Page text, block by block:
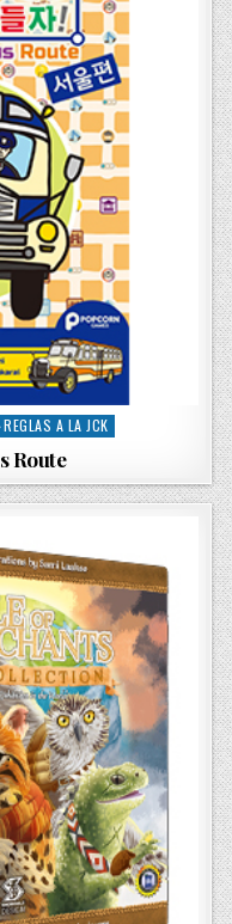
REGLAS A LA JCK
Route